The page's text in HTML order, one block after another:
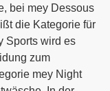
bei mey Dessous
die Kategorie für
Sports wird es
zum
mey Night